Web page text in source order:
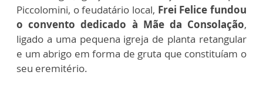
Piccolomini, o feudatário local, Frei Felice fundou
o convento dedicado à Mãe da Consolação,
ligado a uma pequena igreja de planta retangular
e um abrigo em forma de gruta que constituíam o
seu eremitério.